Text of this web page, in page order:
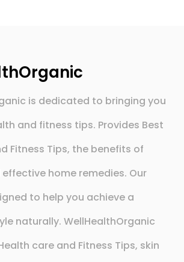
is dedicated to bringing you
and fitness tips. Provides Best
Fitness Tips, the benefits of
home remedies. Our
to help you achieve a
naturally. WellHealthOrganic
care and Fitness Tips, skin